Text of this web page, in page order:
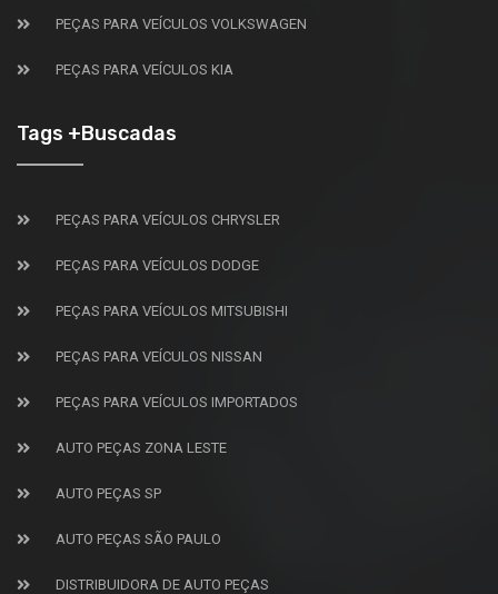
PEÇAS PARA VEÍCULOS VOLKSWAGEN
PEÇAS PARA VEÍCULOS KIA
Tags +Buscadas
PEÇAS PARA VEÍCULOS CHRYSLER
PEÇAS PARA VEÍCULOS DODGE
PEÇAS PARA VEÍCULOS MITSUBISHI
PEÇAS PARA VEÍCULOS NISSAN
PEÇAS PARA VEÍCULOS IMPORTADOS
AUTO PEÇAS ZONA LESTE
AUTO PEÇAS SP
AUTO PEÇAS SÃO PAULO
DISTRIBUIDORA DE AUTO PEÇAS